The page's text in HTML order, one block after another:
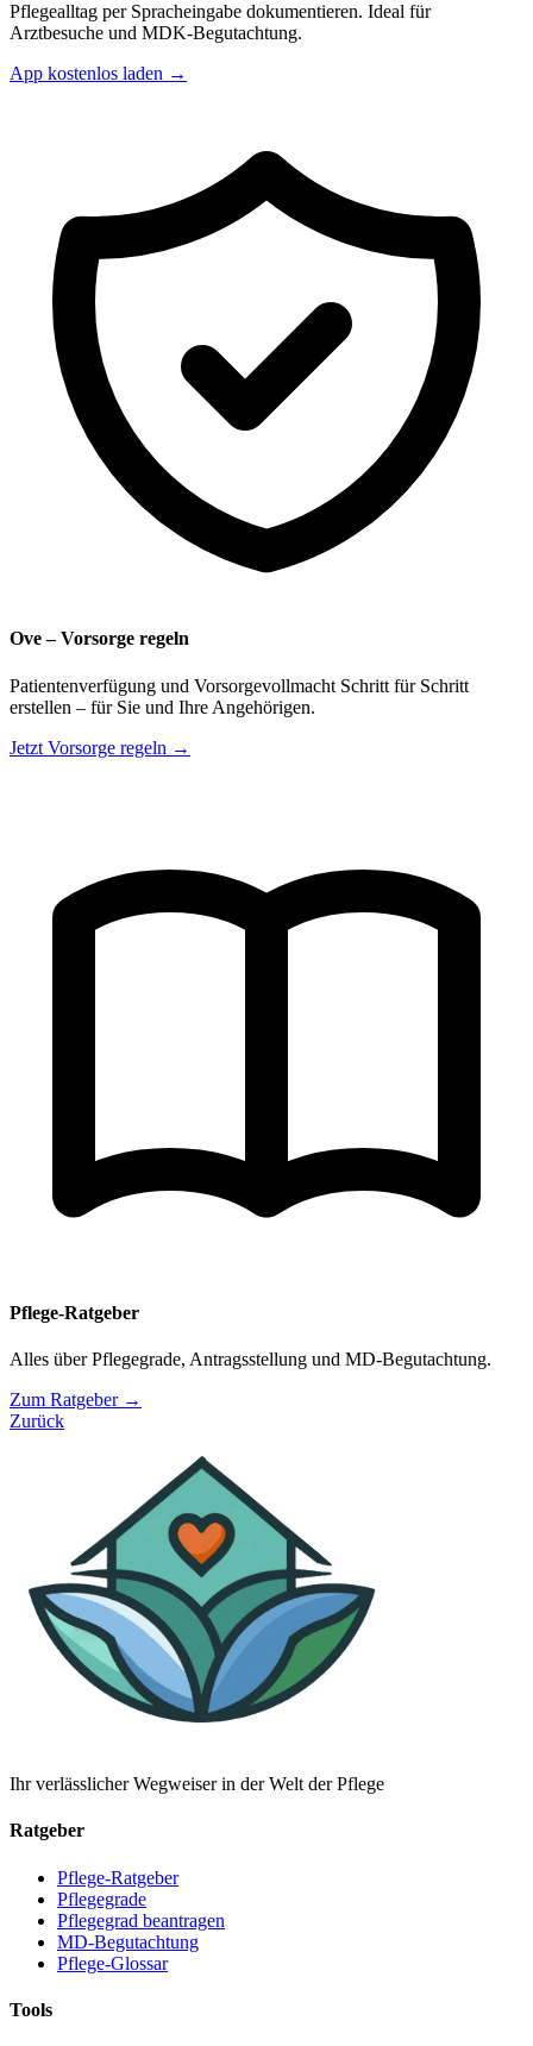
Pflegealltag per Spracheingabe dokumentieren. Ideal für
Arztbesuche und MDK-Begutachtung.
App kostenlos laden →
Ove – Vorsorge regeln
Patientenverfügung und Vorsorgevollmacht Schritt für Schritt
erstellen – für Sie und Ihre Angehörigen.
Jetzt Vorsorge regeln →
Pflege-Ratgeber
Alles über Pflegegrade, Antragsstellung und MD-Begutachtung.
Zum Ratgeber →
Zurück
Ihr verlässlicher Wegweiser in der Welt der Pflege
Ratgeber
Pflege-Ratgeber
Pflegegrade
Pflegegrad beantragen
MD-Begutachtung
Pflege-Glossar
Tools